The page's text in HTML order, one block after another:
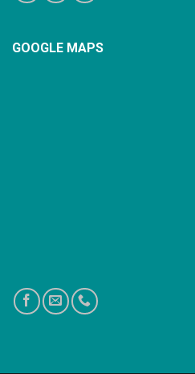
GOOGLE MAPS